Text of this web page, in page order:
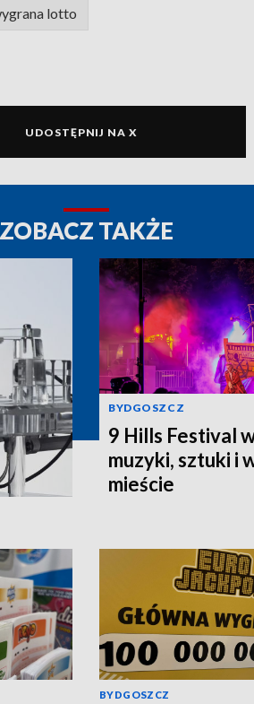
lotto
UDOSTĘPNIJ NA X
ZOBACZ TAKŻE
BYDGOSZCZ
9 Hills Festival
muzyki, sztuki i
mieście
BYDGOSZCZ